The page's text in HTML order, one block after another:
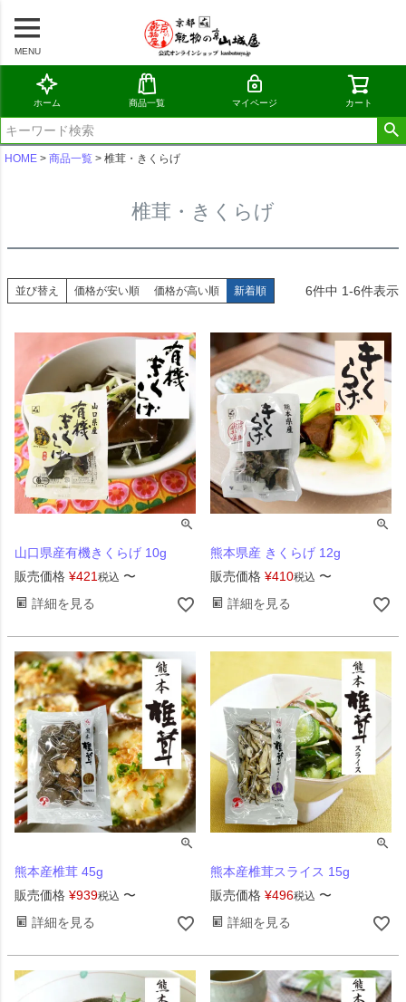
MENU
ホーム 商品一覧 マイページ カート
HOME 商品一覧 椎茸・きくらげ
椎茸・きくらげ
並び替え 価格が安い順 価格が高い順 新着順 6件中 1-6件表示
山口県産有機きくらげ 10g
販売価格 ¥421税込 〜
詳細を見る
熊本県産 きくらげ 12g
販売価格 ¥410税込 〜
詳細を見る
熊本産椎茸 45g
販売価格 ¥939税込 〜
詳細を見る
熊本産椎茸スライス 15g
販売価格 ¥496税込 〜
詳細を見る